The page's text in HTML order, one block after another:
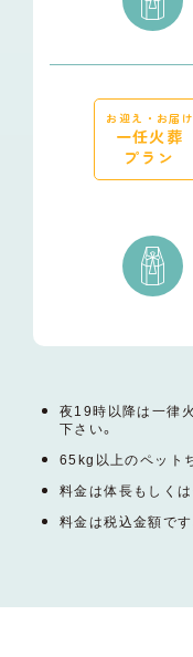
お迎え・お届け
一任火葬
プラン
夜19時以降は一律
下さい。
65kg以上のペット
料金は体長もしく
料金は税込金額です